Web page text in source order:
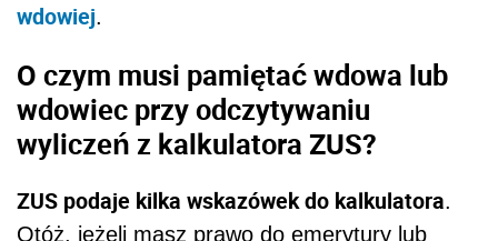
wdowiej.
O czym musi pamiętać wdowa lub
wdowiec przy odczytywaniu
wyliczeń z kalkulatora ZUS?
ZUS podaje kilka wskazówek do kalkulatora.
Otóż, jeżeli masz prawo do emerytury lub